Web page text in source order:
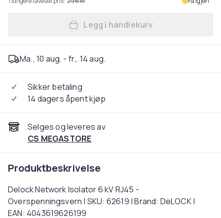
Legg Delock Network
Legg i handlekurv
Ma., 10 aug. - fr., 14 aug.
Sikker betaling
14 dagers åpent kjøp
Selges og leveres av
CS MEGASTORE
Produktbeskrivelse
Delock Network Isolator 6 kV RJ45 -
Overspenningsvern | SKU: 62619 | Brand: DeLOCK |
EAN: 4043619626199